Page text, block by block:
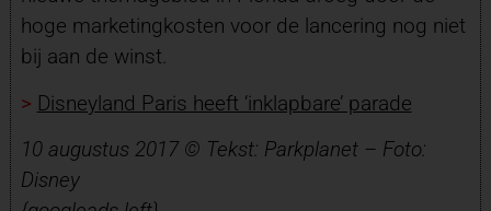
hoge marketingkosten voor de lancering nog niet
bij aan de winst.
> Disneyland Paris heeft ‘inklapbare’ parade
10 augustus 2017 © Tekst: Parkplanet – Foto:
Disney